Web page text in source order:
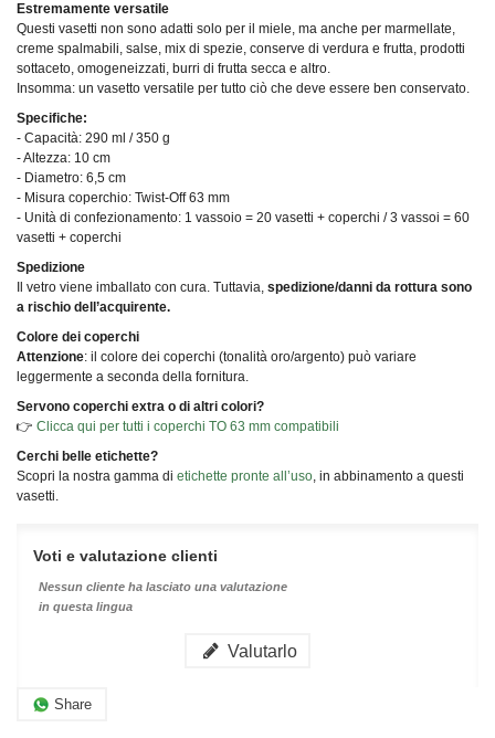
Estremamente versatile
Questi vasetti non sono adatti solo per il miele, ma anche per marmellate,
creme spalmabili, salse, mix di spezie, conserve di verdura e frutta, prodotti
sottaceto, omogeneizzati, burri di frutta secca e altro.
Insomma: un vasetto versatile per tutto ciò che deve essere ben conservato.
Specifiche:
- Capacità: 290 ml / 350 g
- Altezza: 10 cm
- Diametro: 6,5 cm
- Misura coperchio: Twist-Off 63 mm
- Unità di confezionamento: 1 vassoio = 20 vasetti + coperchi / 3 vassoi = 60
vasetti + coperchi
Spedizione
Il vetro viene imballato con cura. Tuttavia, spedizione/danni da rottura sono
a rischio dell’acquirente.
Colore dei coperchi
Attenzione: il colore dei coperchi (tonalità oro/argento) può variare
leggermente a seconda della fornitura.
Servono coperchi extra o di altri colori?
👉 Clicca qui per tutti i coperchi TO 63 mm compatibili
Cerchi belle etichette?
Scopri la nostra gamma di etichette pronte all’uso, in abbinamento a questi
vasetti.
Voti e valutazione clienti
Nessun cliente ha lasciato una valutazione
in questa lingua
Valutarlo
Share